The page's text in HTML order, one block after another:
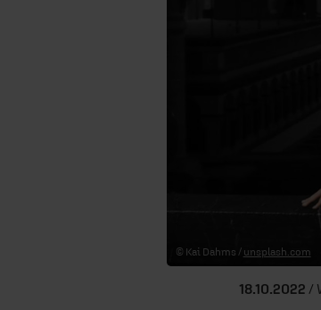
© Kai Dahms / unsplash.com
18.10.2022 /